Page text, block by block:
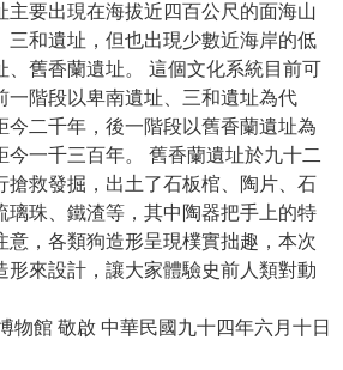
主要出現在海拔近四百公尺的面海山
三和遺址，但也出現少數近海岸的低
、舊香蘭遺址。 這個文化系統目前可
一階段以卑南遺址、三和遺址為代
今二千年，後一階段以舊香蘭遺址為
今一千三百年。 舊香蘭遺址於九十二
搶救發掘，出土了石板棺、陶片、石
璃珠、鐵渣等，其中陶器把手上的特
意，各類狗造形呈現樸實拙趣，本次
形來設計，讓大家體驗史前人類對動
物館 敬啟 中華民國九十四年六月十日